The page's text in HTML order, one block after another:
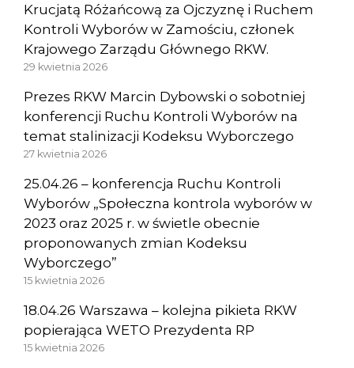
Krucjatą Różańcową za Ojczyznę i Ruchem
Kontroli Wyborów w Zamościu, członek
Krajowego Zarządu Głównego RKW.
29 kwietnia 2026
Prezes RKW Marcin Dybowski o sobotniej
konferencji Ruchu Kontroli Wyborów na
temat stalinizacji Kodeksu Wyborczego
27 kwietnia 2026
25.04.26 – konferencja Ruchu Kontroli
Wyborów „Społeczna kontrola wyborów w
2023 oraz 2025 r. w świetle obecnie
proponowanych zmian Kodeksu
Wyborczego”
15 kwietnia 2026
18.04.26 Warszawa – kolejna pikieta RKW
popierająca WETO Prezydenta RP
15 kwietnia 2026